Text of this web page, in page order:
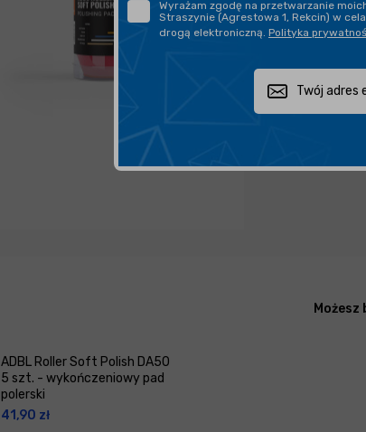
Zapytaj o produkt
ADBL Roller Soft Polish DA50
5 szt. - wykończeniowy pad
polerski
41,90 zł
Wyrażam zgodę na przetwarzanie
Straszynie (Agrestowa 1, Rekcin) w
drogą elektroniczną. Polityka